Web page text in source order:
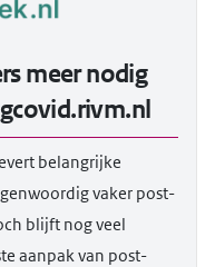
meer nodig
belangrijke
vaker post-
blijft nog veel
aanpak van post-